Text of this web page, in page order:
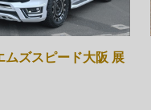
ムズスピード大阪 展